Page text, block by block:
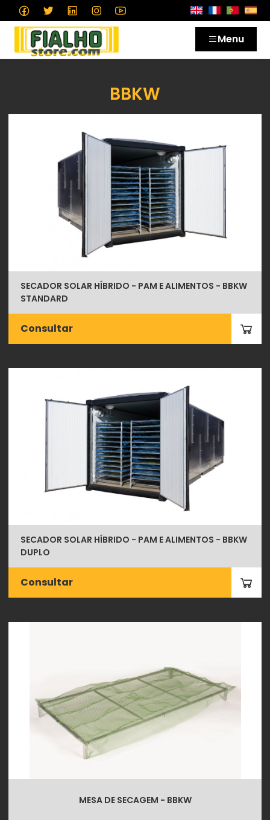
Menu
BBKW
SECADOR SOLAR HÍBRIDO - PAM E ALIMENTOS - BBKW
STANDARD
Consultar
SECADOR SOLAR HÍBRIDO - PAM E ALIMENTOS - BBKW
DUPLO
Consultar
MESA DE SECAGEM - BBKW